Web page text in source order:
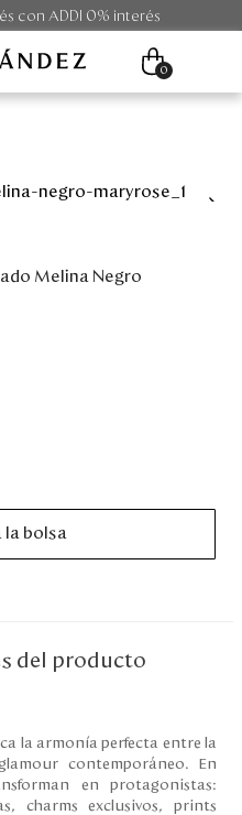
con ADDI 0% interés
0
Melina Negro
la bolsa
del producto
la armonía perfecta entre la
contemporáneo. En
en protagonistas:
charms exclusivos, prints